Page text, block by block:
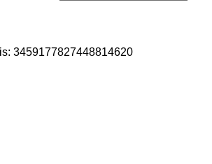
3459177827448814620